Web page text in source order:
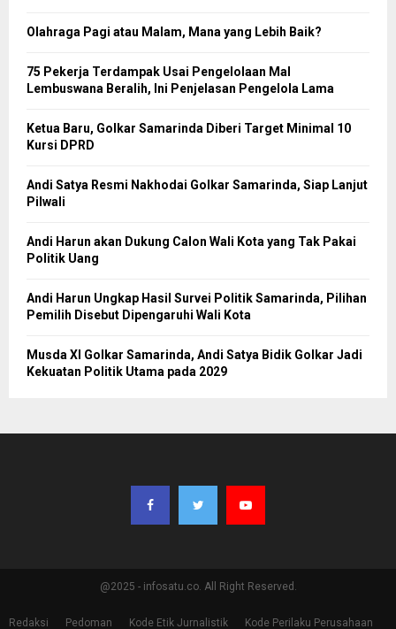
Olahraga Pagi atau Malam, Mana yang Lebih Baik?
75 Pekerja Terdampak Usai Pengelolaan Mal
Lembuswana Beralih, Ini Penjelasan Pengelola Lama
Ketua Baru, Golkar Samarinda Diberi Target Minimal 10
Kursi DPRD
Andi Satya Resmi Nakhodai Golkar Samarinda, Siap Lanjut
Pilwali
Andi Harun akan Dukung Calon Wali Kota yang Tak Pakai
Politik Uang
Andi Harun Ungkap Hasil Survei Politik Samarinda, Pilihan
Pemilih Disebut Dipengaruhi Wali Kota
Musda XI Golkar Samarinda, Andi Satya Bidik Golkar Jadi
Kekuatan Politik Utama pada 2029
@2025 - infosatu.co. All Right Reserved.
Redaksi Pedoman Kode Etik Jurnalistik Kode Perilaku Perusahaan